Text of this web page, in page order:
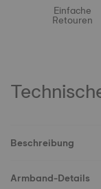
Einfache
Retouren
Beschreibung
Armband-Details